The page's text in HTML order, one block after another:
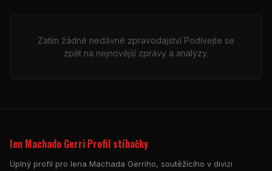
Zatím žádné nedávné zpravodajství Podívejte se
zpět na nejnovější zprávy a analýzy.
Ien Machado Gerri Profil stíhačky
Úplný profil pro Iena Machada Gerriho, soutěžícího v divizi